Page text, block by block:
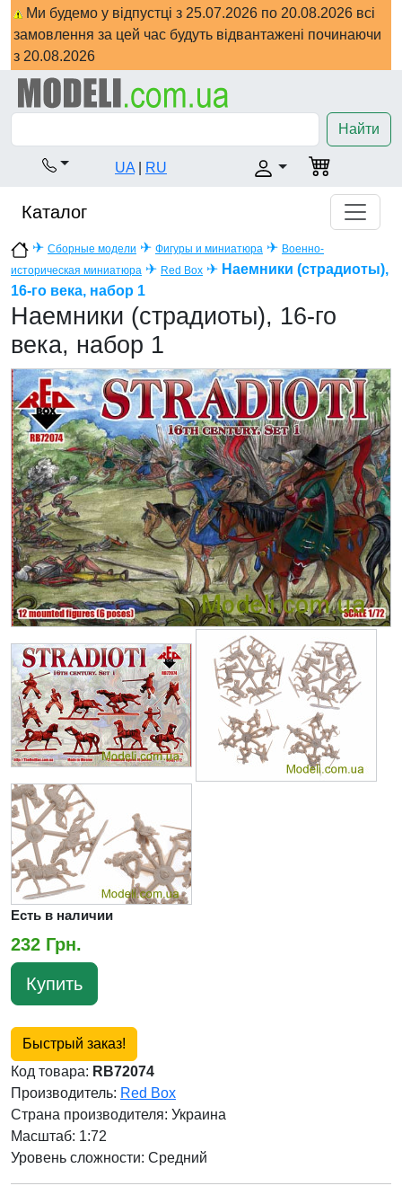
Ми будемо у відпустці з 25.07.2026 по 20.08.2026 всі
замовлення за цей час будуть відвантажені починаючи
з 20.08.2026
Найти
UA RU
Каталог
✈ Сборные модели ✈ Фигуры и миниатюра ✈ Военно-
историческая миниатюра ✈ Red Box ✈ Наемники (страдиоты),
16-го века, набор 1
Наемники (страдиоты), 16-го
века, набор 1
Есть в наличии
232 Грн.
Купить
Быстрый заказ!
Код товара: RB72074
Производитель: Red Box
Страна производителя: Украина
Масштаб: 1:72
Уровень сложности: Cредний